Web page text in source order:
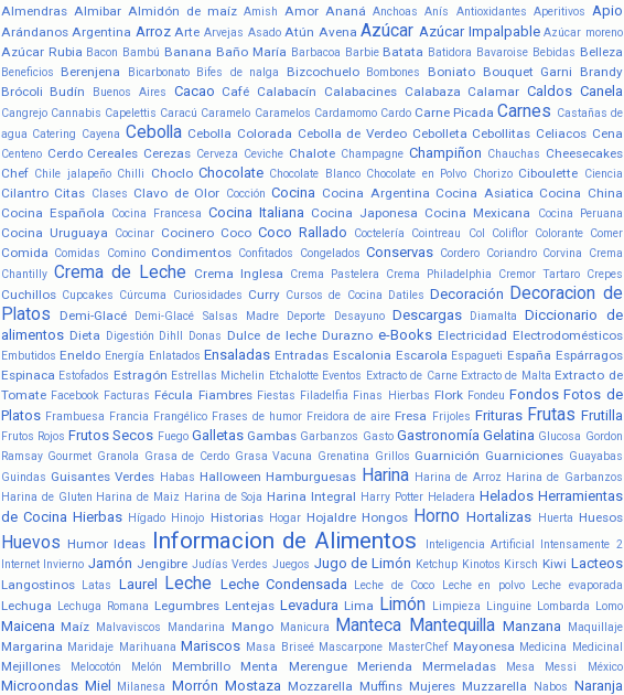
Almendras Almibar Almidón de maíz Amish Amor Ananá Anchoas Anís Antioxidantes Aperitivos Apio
Arándanos Argentina Arroz Arte Arvejas Asado Atún Avena Azúcar Azúcar Impalpable Azúcar moreno
Azúcar Rubia Bacon Bambú Banana Baño María Barbacoa Barbie Batata Batidora Bavaroise Bebidas Belleza
Beneficios Berenjena Bicarbonato Bifes de nalga Bizcochuelo Bombones Boniato Bouquet Garni
Brandy
Brócoli Budín Buenos Aires Cacao Café Calabacín Calabacines Calabaza Calamar Caldos Canela
Cangrejo Cannabis Capelettis Caracú Caramelo Caramelos Cardamomo Cardo Carne Picada Carnes Castañas de
agua Catering Cayena Cebolla Cebolla Colorada Cebolla de Verdeo Cebolleta Cebollitas Celiacos Cena
Centeno Cerdo Cereales Cerezas Cerveza Ceviche Chalote Champagne Champiñon Chauchas Cheesecakes
Chef Chile jalapeño Chilli Choclo Chocolate Chocolate Blanco Chocolate en Polvo Chorizo Ciboulette Ciencia
Cilantro Citas Clases Clavo de Olor Cocción Cocina Cocina Argentina Cocina Asiatica Cocina China
Cocina Española
Cocina Francesa Cocina Italiana Cocina Japonesa Cocina Mexicana Cocina Peruana
Cocina Uruguaya Cocinar Cocinero Coco Coco Rallado Coctelería Cointreau Col Coliflor Colorante Comer
Comida Comidas Comino Condimentos Confitados Congelados Conservas Cordero Coriandro Corvina
Crema
Chantilly Crema de Leche Crema Inglesa Crema Pastelera Crema Philadelphia Cremor Tartaro Crepes
Cuchillos Cupcakes Cúrcuma Curiosidades Curry Cursos de Cocina Datiles Decoración Decoracion de
Platos
Demi-Glacé Demi-Glacé Salsas Madre Deporte Desayuno Descargas Diamalta
Diccionario de
alimentos Dieta Digestión Dihll Donas Dulce de leche Durazno e-Books Electricidad Electrodomésticos
Embutidos Eneldo Energía Enlatados Ensaladas Entradas Escalonia Escarola Espagueti España Espárragos
Espinaca Estofados Estragón Estrellas Michelin Etchalotte Eventos Extracto de Carne Extracto de Malta Extracto de
Tomate Facebook Facturas Fécula Fiambres Fiestas Filadelfia Finas Hierbas Flork Fondeu Fondos Fotos de
Platos Frambuesa Francia Frangélico Frases de humor Freidora de aire Fresa Frijoles Frituras Frutas Frutilla
Frutos Rojos Frutos Secos Fuego Galletas Gambas Garbanzos Gasto Gastronomía Gelatina Glucosa Gordon
Ramsay Gourmet Granola Grasa de Cerdo Grasa Vacuna Grenatina Grillos Guarnición Guarniciones Guayabas
Guindas Guisantes Verdes Habas Halloween Hamburguesas Harina Harina de Arroz Harina de Garbanzos
Harina de Gluten Harina de Maiz Harina de Soja Harina Integral Harry Potter Heladera Helados Herramientas
de Cocina Hierbas Hígado Hinojo Historias Hogar Hojaldre Hongos Horno Hortalizas Huerta Huesos
Huevos Humor Ideas Informacion de Alimentos Inteligencia Artificial Intensamente 2
Internet Invierno Jamón Jengibre Judías Verdes Juegos Jugo de Limón Ketchup Kinotos Kirsch Kiwi Lacteos
Langostinos Latas Laurel Leche Leche Condensada Leche de Coco Leche en polvo Leche evaporada
Lechuga Lechuga Romana Legumbres Lentejas Levadura Lima Limón Limpieza Linguine Lombarda Lomo
Maicena Maíz Malvaviscos Mandarina Mango Manicura Manteca Mantequilla Manzana Maquillaje
Margarina Maridaje Marihuana Mariscos Masa Briseé Mascarpone MasterChef Mayonesa Medicina Medicinal
Mejillones Melocotón Melón Membrillo Menta Merengue Merienda Mermeladas Mesa Messi México
Microondas Miel Milanesa Morrón Mostaza Mozzarella Muffins Mujeres Muzzarella Nabos Naranja